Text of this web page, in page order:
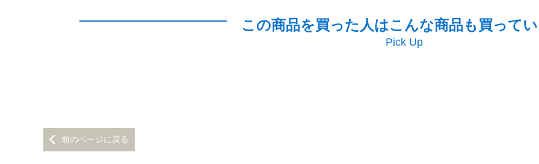
この商品を買った人はこんな商品も買って
Pick Up
前のページに戻る